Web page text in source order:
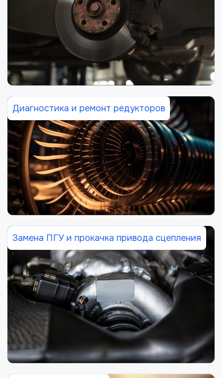
Диагностика и ремонт редукторов
Замена ПГУ и прокачка привода сцепления